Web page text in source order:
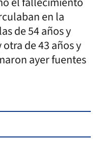
en la
de 54 años y
de 43 años y
ayer fuentes